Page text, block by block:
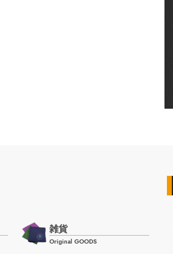
雑貨
Original GOODS